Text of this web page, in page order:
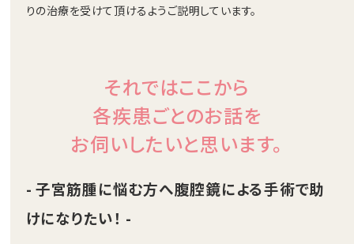
りの治療を受けて頂けるようご説明しています。
それではここから
各疾患ごとのお話を
お伺いしたいと思います。
- 子宮筋腫に悩む方へ腹腔鏡による手術で助
けになりたい！ -